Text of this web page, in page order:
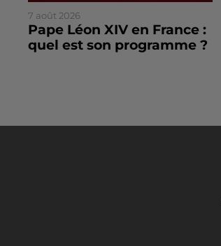
7 août 2026
Pape Léon XIV en France :
quel est son programme ?